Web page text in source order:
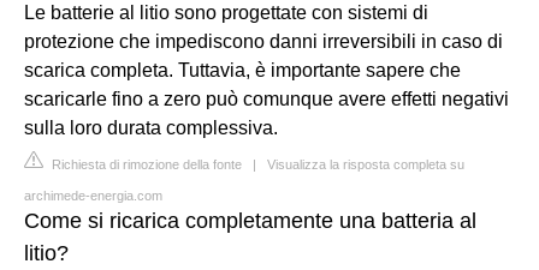
Le batterie al litio sono progettate con sistemi di
protezione che impediscono danni irreversibili in caso di
scarica completa. Tuttavia, è importante sapere che
scaricarle fino a zero può comunque avere effetti negativi
sulla loro durata complessiva.
Richiesta di rimozione della fonte | Visualizza la risposta completa su
archimede-energia.com
Come si ricarica completamente una batteria al
litio?